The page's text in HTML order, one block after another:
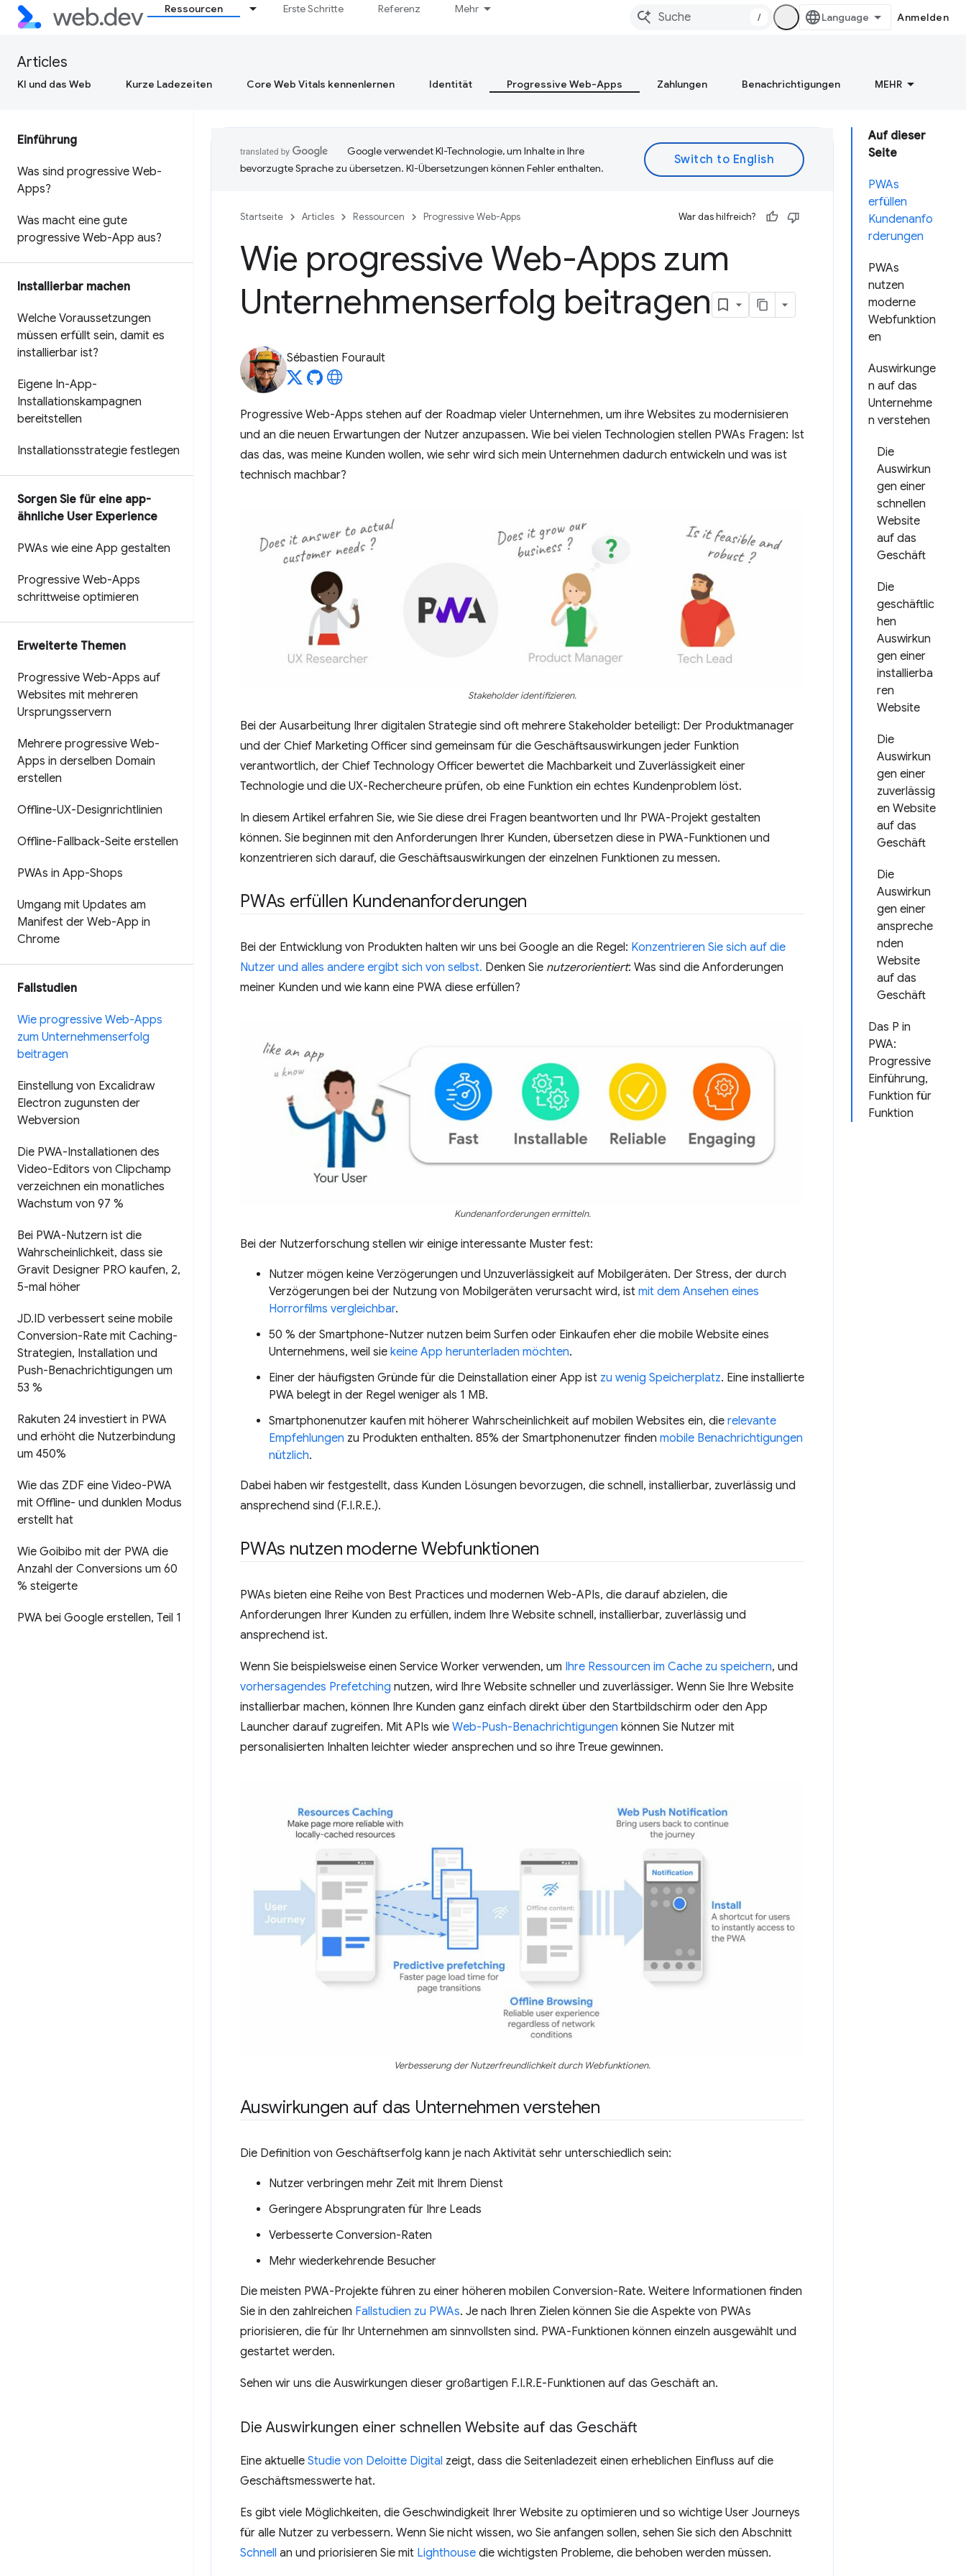
Ressourcen Erste Schritte Referenz Mehr
/ Anmelden
Articles
KI und das Web Kurze Ladezeiten Core Web Vitals kennenlernen Identität Progressive Web-Apps Zahlungen Benachrichtigungen MEHR
Einführung
Was sind progressive Web-
Apps?
Was macht eine gute
progressive Web-App aus?
Installierbar machen
Welche Voraussetzungen
müssen erfüllt sein, damit es
installierbar ist?
Eigene In-App-
Installationskampagnen
bereitstellen
Installationsstrategie festlegen
Sorgen Sie für eine app-
ähnliche User Experience
PWAs wie eine App gestalten
Progressive Web-Apps
schrittweise optimieren
Erweiterte Themen
Progressive Web-Apps auf
Websites mit mehreren
Ursprungsservern
Mehrere progressive Web-
Apps in derselben Domain
erstellen
Offline-UX-Designrichtlinien
Offline-Fallback-Seite erstellen
PWAs in App-Shops
Umgang mit Updates am
Manifest der Web-App in
Chrome
Fallstudien
Wie progressive Web-Apps
zum Unternehmenserfolg
beitragen
Einstellung von Excalidraw
Electron zugunsten der
Webversion
Die PWA-Installationen des
Video-Editors von Clipchamp
verzeichnen ein monatliches
Wachstum von 97 %
Bei PWA-Nutzern ist die
Wahrscheinlichkeit, dass sie
Gravit Designer PRO kaufen, 2,
5-mal höher
JD.ID verbessert seine mobile
Conversion-Rate mit Caching-
Strategien, Installation und
Push-Benachrichtigungen um
53 %
Rakuten 24 investiert in PWA
und erhöht die Nutzerbindung
um 450%
Wie das ZDF eine Video-PWA
mit Offline- und dunklen Modus
erstellt hat
Wie Goibibo mit der PWA die
Anzahl der Conversions um 60
% steigerte
PWA bei Google erstellen, Teil 1
Auf dieser
Seite
PWAs
erfüllen
Kundenanfo
rderungen
PWAs
nutzen
moderne
Webfunktion
en
Auswirkunge
n auf das
Unternehme
n verstehen
Die
Auswirkun
gen einer
schnellen
Website
auf das
Geschäft
Die
geschäftlic
hen
Auswirkun
gen einer
installierba
ren
Website
Die
Auswirkun
gen einer
zuverlässig
en Website
auf das
Geschäft
Die
Auswirkun
gen einer
anspreche
nden
Website
auf das
Geschäft
Das P in
PWA:
Progressive
Einführung,
Funktion für
Funktion
Google verwendet KI-Technologie, um Inhalte in Ihre
bevorzugte Sprache zu übersetzen. KI-Übersetzungen können Fehler enthalten.
Startseite Articles Ressourcen Progressive Web-Apps War das hilfreich?
Wie progressive Web-Apps zum
Unternehmenserfolg beitragen
Sébastien Fourault
Progressive Web-Apps stehen auf der Roadmap vieler Unternehmen, um ihre Websites zu modernisieren
und an die neuen Erwartungen der Nutzer anzupassen. Wie bei vielen Technologien stellen PWAs Fragen: Ist
das das, was meine Kunden wollen, wie sehr wird sich mein Unternehmen dadurch entwickeln und was ist
technisch machbar?
Stakeholder identifizieren.
Bei der Ausarbeitung Ihrer digitalen Strategie sind oft mehrere Stakeholder beteiligt: Der Produktmanager
und der Chief Marketing Officer sind gemeinsam für die Geschäftsauswirkungen jeder Funktion
verantwortlich, der Chief Technology Officer bewertet die Machbarkeit und Zuverlässigkeit einer
Technologie und die UX-Rechercheure prüfen, ob eine Funktion ein echtes Kundenproblem löst.
In diesem Artikel erfahren Sie, wie Sie diese drei Fragen beantworten und Ihr PWA-Projekt gestalten
können. Sie beginnen mit den Anforderungen Ihrer Kunden, übersetzen diese in PWA-Funktionen und
konzentrieren sich darauf, die Geschäftsauswirkungen der einzelnen Funktionen zu messen.
PWAs erfüllen Kundenanforderungen
Bei der Entwicklung von Produkten halten wir uns bei Google an die Regel: Konzentrieren Sie sich auf die
Nutzer und alles andere ergibt sich von selbst. Denken Sie nutzerorientiert: Was sind die Anforderungen
meiner Kunden und wie kann eine PWA diese erfüllen?
Kundenanforderungen ermitteln.
Bei der Nutzerforschung stellen wir einige interessante Muster fest:
Nutzer mögen keine Verzögerungen und Unzuverlässigkeit auf Mobilgeräten. Der Stress, der durch
Verzögerungen bei der Nutzung von Mobilgeräten verursacht wird, ist mit dem Ansehen eines
Horrorfilms vergleichbar.
50 % der Smartphone-Nutzer nutzen beim Surfen oder Einkaufen eher die mobile Website eines
Unternehmens, weil sie keine App herunterladen möchten.
Einer der häufigsten Gründe für die Deinstallation einer App ist zu wenig Speicherplatz. Eine installierte
PWA belegt in der Regel weniger als 1 MB.
Smartphonenutzer kaufen mit höherer Wahrscheinlichkeit auf mobilen Websites ein, die relevante
Empfehlungen zu Produkten enthalten. 85% der Smartphonenutzer finden mobile Benachrichtigungen
nützlich.
Dabei haben wir festgestellt, dass Kunden Lösungen bevorzugen, die schnell, installierbar, zuverlässig und
ansprechend sind (F.I.R.E.).
PWAs nutzen moderne Webfunktionen
PWAs bieten eine Reihe von Best Practices und modernen Web-APIs, die darauf abzielen, die
Anforderungen Ihrer Kunden zu erfüllen, indem Ihre Website schnell, installierbar, zuverlässig und
ansprechend ist.
Wenn Sie beispielsweise einen Service Worker verwenden, um Ihre Ressourcen im Cache zu speichern, und
vorhersagendes Prefetching nutzen, wird Ihre Website schneller und zuverlässiger. Wenn Sie Ihre Website
installierbar machen, können Ihre Kunden ganz einfach direkt über den Startbildschirm oder den App
Launcher darauf zugreifen. Mit APIs wie Web-Push-Benachrichtigungen können Sie Nutzer mit
personalisierten Inhalten leichter wieder ansprechen und so ihre Treue gewinnen.
Verbesserung der Nutzerfreundlichkeit durch Webfunktionen.
Auswirkungen auf das Unternehmen verstehen
Die Definition von Geschäftserfolg kann je nach Aktivität sehr unterschiedlich sein:
Nutzer verbringen mehr Zeit mit Ihrem Dienst
Geringere Absprungraten für Ihre Leads
Verbesserte Conversion-Raten
Mehr wiederkehrende Besucher
Die meisten PWA-Projekte führen zu einer höheren mobilen Conversion-Rate. Weitere Informationen finden
Sie in den zahlreichen Fallstudien zu PWAs. Je nach Ihren Zielen können Sie die Aspekte von PWAs
priorisieren, die für Ihr Unternehmen am sinnvollsten sind. PWA-Funktionen können einzeln ausgewählt und
gestartet werden.
Sehen wir uns die Auswirkungen dieser großartigen F.I.R.E-Funktionen auf das Geschäft an.
Die Auswirkungen einer schnellen Website auf das Geschäft
Eine aktuelle Studie von Deloitte Digital zeigt, dass die Seitenladezeit einen erheblichen Einfluss auf die
Geschäftsmesswerte hat.
Es gibt viele Möglichkeiten, die Geschwindigkeit Ihrer Website zu optimieren und so wichtige User Journeys
für alle Nutzer zu verbessern. Wenn Sie nicht wissen, wo Sie anfangen sollen, sehen Sie sich den Abschnitt
Schnell an und priorisieren Sie mit Lighthouse die wichtigsten Probleme, die behoben werden müssen.